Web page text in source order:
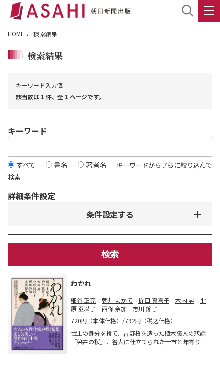
HOME 検索結果
検索結果
キーワード入力値
該当数は 1 件、全 1 ページです。
キーワード
すべて 書名 著者名
キーワードからさらに絞り込んで
検索
詳細条件設定
条件設定する
わかれ
細谷 正充 朝井 まかて 折口 真喜子 木内 昇
北
原 亞以子
西條 奈加
志川 節子
720円（本体価格）/792円（税込価格）
武士の身分を捨て、吉野桜を造った植木職人の悲話
「染井の桜」、咎人に仕立てられた十市と年寄り